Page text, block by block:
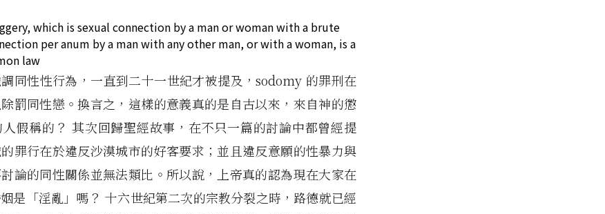
which is sexual connection by a man or woman with a brute
per anum by a man with any other man, or with a woman, is a
law
同性性行為，一直到二十一世紀才被提及，sodomy 的罪刑在
罰同性戀。換言之，這樣的意義真的是自古以來，來自神的懲
假稱的？ 其次回歸聖經故事，在不只一篇的討論中都曾經提
罪行在於違反沙漠城市的好客要求；並且違反意願的性暴力與
論的同性關係並無法類比。所以說，上帝真的認為現在大家在
是「淫亂」嗎？ 十六世紀第二次的宗教分裂之時，路德就已經